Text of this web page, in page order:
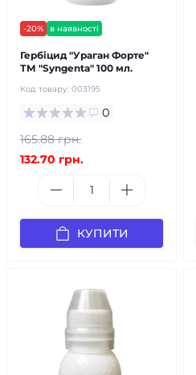
-20% в наявності
Гербіцид "Ураган Форте"
ТМ "Syngenta" 100 мл.
Код товару: 003195
0
165.88 грн.
132.70 грн.
КУПИТИ